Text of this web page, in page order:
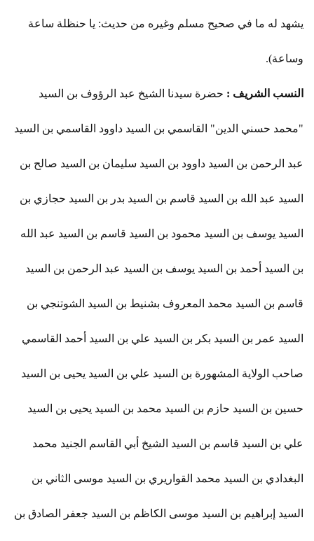
يشهد له ما في صحيح مسلم وغيره من حديث: يا حنظلة ساعة
وساعة).
النسب الشريف : حضرة سيدنا الشيخ عبد الرؤوف بن السيد
"محمد حسني الدين" القاسمي بن السيد داوود القاسمي بن السيد
عبد الرحمن بن السيد داوود بن السيد سليمان بن السيد صالح بن
السيد عبد الله بن السيد قاسم بن السيد بدر بن السيد حجازي بن
السيد يوسف بن السيد محمود بن السيد قاسم بن السيد عبد الله
بن السيد أحمد بن السيد يوسف بن السيد عبد الرحمن بن السيد
قاسم بن السيد محمد المعروف بشنيط بن السيد الشوتنجي بن
السيد عمر بن السيد بكر بن السيد علي بن السيد أحمد القاسمي
صاحب الولاية المشهورة بن السيد علي بن السيد يحيى بن السيد
حسين بن السيد حازم بن السيد محمد بن السيد يحيى بن السيد
علي بن السيد قاسم بن السيد الشيخ أبي القاسم الجنيد محمد
البغدادي بن السيد محمد القواريري بن السيد موسى الثاني بن
السيد إبراهيم بن السيد موسى الكاظم بن السيد جعفر الصادق بن